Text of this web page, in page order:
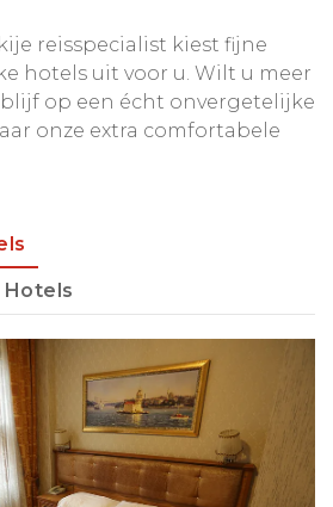
reisspecialist kiest fijne
hotels uit voor u. Wilt u meer
op een écht onvergetelijke
onze extra comfortabele